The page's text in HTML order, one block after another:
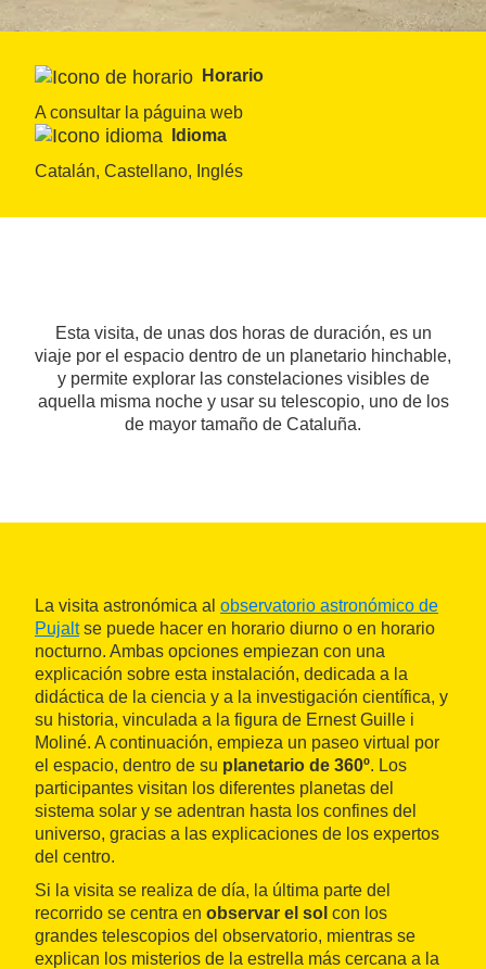
Horario
A consultar la páguina web
Idioma
Catalán, Castellano, Inglés
Esta visita, de unas dos horas de duración, es un
viaje por el espacio dentro de un planetario hinchable,
y permite explorar las constelaciones visibles de
aquella misma noche y usar su telescopio, uno de los
de mayor tamaño de Cataluña.
La visita astronómica al observatorio astronómico de
Pujaltse puede hacer en horario diurno o en horario
nocturno. Ambas opciones empiezan con una
explicación sobre esta instalación, dedicada a la
didáctica de la ciencia y a la investigación científica, y
su historia, vinculada a la figura de Ernest Guille i
Moliné. A continuación, empieza un paseo virtual por
el espacio, dentro de su planetario de 360º. Los
participantes visitan los diferentes planetas del
sistema solar y se adentran hasta los confines del
universo, gracias a las explicaciones de los expertos
del centro.
Si la visita se realiza de día, la última parte del
recorrido se centra en observar el sol con los
grandes telescopios del observatorio, mientras se
explican los misterios de la estrella más cercana a la